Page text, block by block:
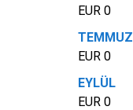
EUR 0
TEMMUZ
EUR 0
EYLÜL
EUR 0